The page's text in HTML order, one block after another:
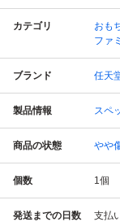
カテゴリ おも
ファ
ブランド 任天
製品情報 スペ
商品の状態 やや
個数 1個
発送までの日数 支払